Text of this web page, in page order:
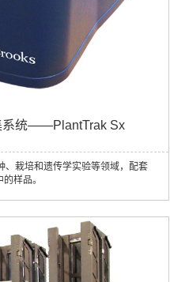
系统——PlantTrak Sx
、栽培和遗传学实验等领域，配套
样品。